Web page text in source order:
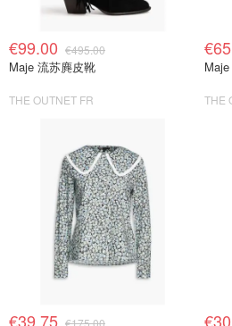
€99.00 €495.00
Maje 流苏麂皮靴
THE OUTNET FR THE
€39.75 €175.00